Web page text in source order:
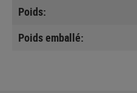
Poids:
Poids emballé: